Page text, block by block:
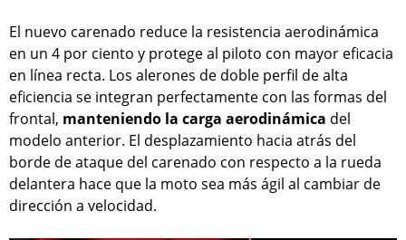
El nuevo carenado reduce la resistencia aerodinámica
en un 4 por ciento y protege al piloto con mayor eficacia
en línea recta. Los alerones de doble perfil de alta
eficiencia se integran perfectamente con las formas del
frontal, manteniendo la carga aerodinámica del
modelo anterior. El desplazamiento hacia atrás del
borde de ataque del carenado con respecto a la rueda
delantera hace que la moto sea más ágil al cambiar de
dirección a velocidad.